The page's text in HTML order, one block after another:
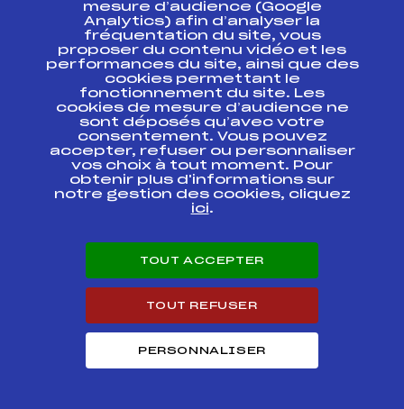
BNAM0161.FFS
SAMSE BIATHLON
SUMMER TOUR FFS-
CHPT DE FRANCE
Seniors
BNAM0143.FFS
CHAMPIONNATS DE
FRANCE U19/ U21 /
SENIORS
FFS
BNAM0144
RELAIS Hommes –
CHAMPIONNATS DE
FRANCE BIATHLON (
(U19 ->SEN)
FFS
SAMSE NATIONAL
TOUR U19-U21-
SAMSE NATIONAL
FFS
mesure d’audience (Google
Analytics) afin d’analyser la
fréquentation du site, vous
proposer du contenu vidéo et les
performances du site, ainsi que des
cookies permettant le
fonctionnement du site. Les
cookies de mesure d’audience ne
sont déposés qu’avec votre
consentement. Vous pouvez
accepter, refuser ou personnaliser
vos choix à tout moment. Pour
obtenir plus d'informations sur
notre gestion des cookies, cliquez
ici.
TOUT ACCEPTER
TOUT REFUSER
PERSONNALISER